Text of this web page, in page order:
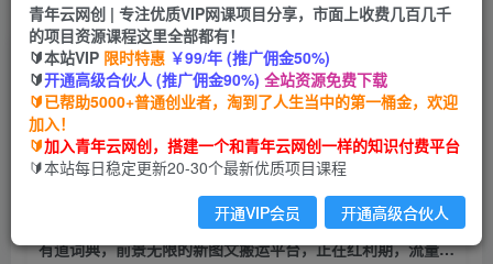
首页 创业课程 会员免费 正文
有道词典，前景无限的新图文搬运平台，正在红利
期，流量巨大【揭秘】
青年云网创
2年前发布
关注 私信
有道词典，前景无限的新图文搬运平台，正在红利期，流量巨大【揭秘】
青年云网创 | 专注优质VIP网课项目分享，市面上收费几百几千
的项目资源课程这里全部都有！
🔰本站VIP 限时特惠 ￥99/年 (推广佣金50%)
🔰开通高级合伙人 (推广佣金90%) 全站资源免费下载
🔰已帮助5000+普通创业者，淘到了人生当中的第一桶金，欢迎
加入！
🔰加入青年云网创，搭建一个和青年云网创一样的知识付费平台
🔰本站每日稳定更新20-30个最新优质项目课程
开通VIP会员 开通高级合伙人